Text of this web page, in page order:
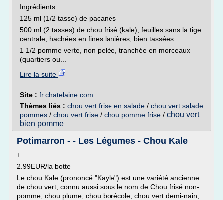
Ingrédients
125 ml (1/2 tasse) de pacanes
500 ml (2 tasses) de chou frisé (kale), feuilles sans la tige
centrale, hachées en fines lanières, bien tassées
1 1/2 pomme verte, non pelée, tranchée en morceaux
(quartiers ou...
Lire la suite
Site : fr.chatelaine.com
Thèmes liés : chou vert frise en salade / chou vert salade
pommes / chou vert frise / chou pomme frise / chou vert
bien pomme
Potimarron - - Les Légumes - Chou Kale
+
2.99EUR/la botte
Le chou Kale (prononcé "Kayle") est une variété ancienne
de chou vert, connu aussi sous le nom de Chou frisé non-
pomme, chou plume, chou borécole, chou vert demi-nain,